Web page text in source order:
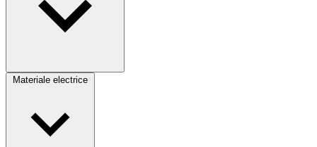
Materiale electrice